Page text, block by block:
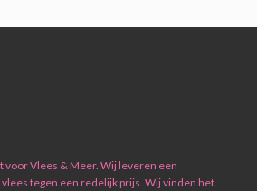
voor Vlees & Meer. Wij leveren een
tegen een redelijk prijs. Wij vinden het